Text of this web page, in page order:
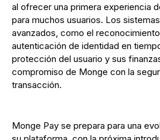
al ofrecer una primera experiencia
para muchos usuarios. Los
avanzados, como el
autenticación de identidad en
protección del usuario y sus
compromiso de Monge con la
transacción.
Monge Pay se prepara para una